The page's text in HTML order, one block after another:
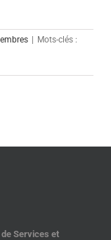
Mots-clés :
Services et